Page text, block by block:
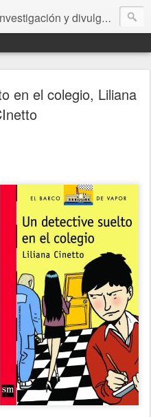
y divulgación de libros para niños y jóvenes. Librería especializada.
en el colegio, Liliana